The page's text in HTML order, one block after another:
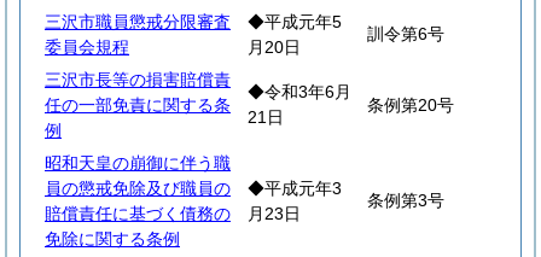
三沢市職員懲戒分限審査
委員会規程
◆平成元年5
月20日
訓令第6号
三沢市長等の損害賠償責
任の一部免責に関する条
例
◆令和3年6月
21日
条例第20号
昭和天皇の崩御に伴う職
員の懲戒免除及び職員の
賠償責任に基づく債務の
免除に関する条例
◆平成元年3
月23日
条例第3号